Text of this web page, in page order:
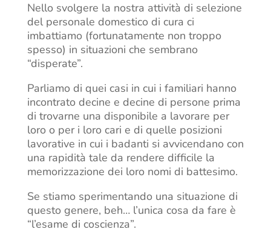
Nello svolgere la nostra attività di selezione
del personale domestico di cura ci
imbattiamo (fortunatamente non troppo
spesso) in situazioni che sembrano
“disperate”.
Parliamo di quei casi in cui i familiari hanno
incontrato decine e decine di persone prima
di trovarne una disponibile a lavorare per
loro o per i loro cari e di quelle posizioni
lavorative in cui i badanti si avvicendano con
una rapidità tale da rendere difficile la
memorizzazione dei loro nomi di battesimo.
Se stiamo sperimentando una situazione di
questo genere, beh… l’unica cosa da fare è
“l’esame di coscienza”.